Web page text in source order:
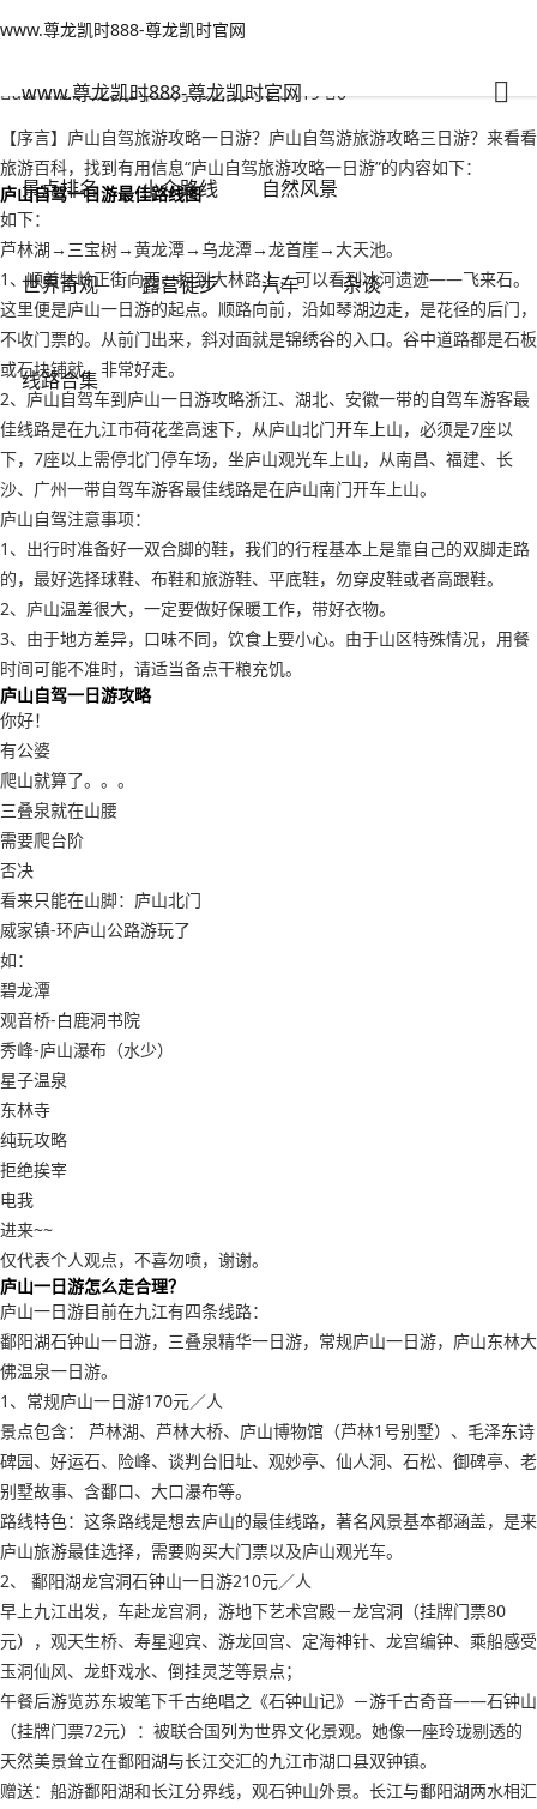
www.尊龙凯时888-尊龙凯时官网
www.尊龙凯时888-尊龙凯时官网
景点排名 小众路线 自然风景
世界奇观 露营徒步 汽车 杂谈
线路合集
www.尊龙凯时888-尊龙凯时官网
庐山自驾旅游攻略一日游？庐山自驾游旅游攻略三日游-www.尊龙凯时
adminzb 2022年09月19日 20:48 119
0
【序言】庐山自驾旅游攻略一日游？庐山自驾游旅游攻略三日游？来看看
旅游百科，找到有用信息“庐山自驾旅游攻略一日游”的内容如下：
庐山自驾一日游最佳路线图
如下：
芦林湖→三宝树→黄龙潭→乌龙潭→龙首崖→大天池。
1、顺着牯岭正街向西，拐到大林路上，可以看到冰河遗迹——飞来石。
这里便是庐山一日游的起点。顺路向前，沿如琴湖边走，是花径的后门，
不收门票的。从前门出来，斜对面就是锦绣谷的入口。谷中道路都是石板
或石块铺就，非常好走。
2、庐山自驾车到庐山一日游攻略浙江、湖北、安徽一带的自驾车游客最
佳线路是在九江市荷花垄高速下，从庐山北门开车上山，必须是7座以
下，7座以上需停北门停车场，坐庐山观光车上山，从南昌、福建、长
沙、广州一带自驾车游客最佳线路是在庐山南门开车上山。
庐山自驾注意事项：
1、出行时准备好一双合脚的鞋，我们的行程基本上是靠自己的双脚走路
的，最好选择球鞋、布鞋和旅游鞋、平底鞋，勿穿皮鞋或者高跟鞋。
2、庐山温差很大，一定要做好保暖工作，带好衣物。
3、由于地方差异，口味不同，饮食上要小心。由于山区特殊情况，用餐
时间可能不准时，请适当备点干粮充饥。
庐山自驾一日游攻略
你好！
有公婆
爬山就算了。。。
三叠泉就在山腰
需要爬台阶
否决
看来只能在山脚：庐山北门
威家镇-环庐山公路游玩了
如：
碧龙潭
观音桥-白鹿洞书院
秀峰-庐山瀑布（水少）
星子温泉
东林寺
纯玩攻略
拒绝挨宰
电我
进来~~
仅代表个人观点，不喜勿喷，谢谢。
庐山一日游怎么走合理？
庐山一日游目前在九江有四条线路：
鄱阳湖石钟山一日游，三叠泉精华一日游，常规庐山一日游，庐山东林大
佛温泉一日游。
1、常规庐山一日游170元／人
景点包含： 芦林湖、芦林大桥、庐山博物馆（芦林1号别墅）、毛泽东诗
碑园、好运石、险峰、谈判台旧址、观妙亭、仙人洞、石松、御碑亭、老
别墅故事、含鄱口、大口瀑布等。
路线特色：这条路线是想去庐山的最佳线路，著名风景基本都涵盖，是来
庐山旅游最佳选择，需要购买大门票以及庐山观光车。
2、 鄱阳湖龙宫洞石钟山一日游210元／人
早上九江出发，车赴龙宫洞，游地下艺术宫殿－龙宫洞（挂牌门票80
元），观天生桥、寿星迎宾、游龙回宫、定海神针、龙宫编钟、乘船感受
玉洞仙风、龙虾戏水、倒挂灵芝等景点；
午餐后游览苏东坡笔下千古绝唱之《石钟山记》－游千古奇音——石钟山
（挂牌门票72元）：被联合国列为世界文化景观。她像一座玲珑剔透的
天然美景耸立在鄱阳湖与长江交汇的九江市湖口县双钟镇。
赠送：船游鄱阳湖和长江分界线，观石钟山外景。长江与鄱阳湖两水相汇